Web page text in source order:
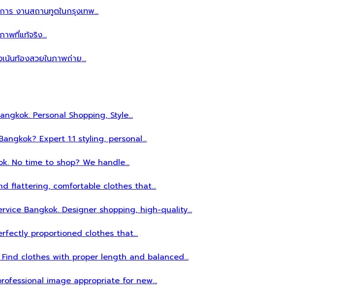
ร งานสถานทูตในกรุงเทพ…
าพที่แท้จริง…
น้นท้องสวยในภาพถ่าย…
Personal Shopping, Style…
Expert 1:1 styling, personal…
No time to shop? We handle…
flattering, comfortable clothes that…
Bangkok. Designer shopping, high-quality…
proportioned clothes that…
clothes with proper length and balanced…
image appropriate for new…